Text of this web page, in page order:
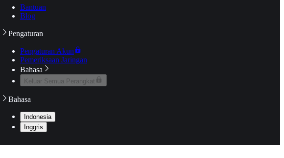
Bantuan
Blog
Pengaturan
Pengaturan Akun
Pemeriksaan Jaringan
Bahasa
Keluar Semua Perangkat
Bahasa
Indonesia
Inggris